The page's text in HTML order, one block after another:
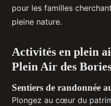
pour les familles
pleine nature.
Activités en plein
Plein Air des
Sentiers de randonnée
Plongez au cœur du